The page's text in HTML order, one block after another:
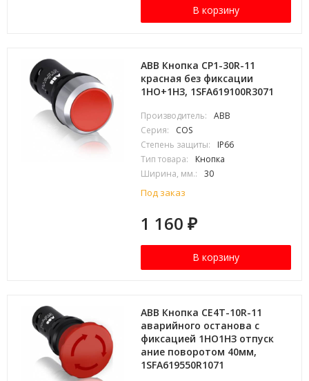
В корзину
ABB Кнопка CP1-30R-11
красная без фиксации
1НО+1HЗ, 1SFA619100R3071
Производитель:
ABB
Серия:
COS
Степень защиты:
IP66
Тип товара:
Кнопка
Ширина, мм.:
30
Под заказ
1 160₽
В корзину
ABB Кнопка CE4T-10R-11
аварийного останова с
фиксацией 1НО1НЗ отпуск
ание поворотом 40мм,
1SFA619550R1071